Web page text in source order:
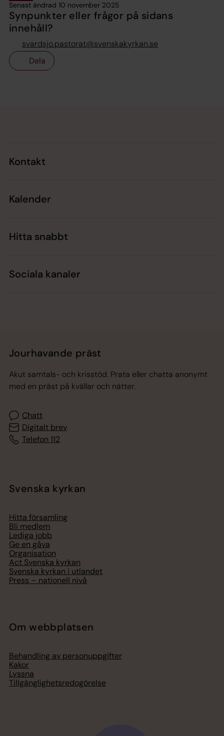
Senast ändrad 10 november 2025
Synpunkter eller frågor på sidans
innehåll?
svardsjo.pastorat@svenskakyrkan.se
Dela
Kontakt
Kalender
Hitta snabbt
Sociala kanaler
Jourhavande präst
Akut samtals- och krisstöd. Prata eller chatta anonymt
med en präst på kvällar och nätter.
Chatt
Digitalt brev
Telefon 112
Svenska kyrkan
Hitta församling
Bli medlem
Lediga jobb
Ge en gåva
Organisation
Act Svenska kyrkan
Svenska kyrkan i utlandet
Press – nationell nivå
Om webbplatsen
Behandling av personuppgifter
Kakor
Lyssna
Tillgänglighetsredogörelse